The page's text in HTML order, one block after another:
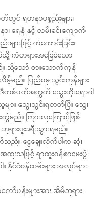
င် ရတနာပစ္စည်းများ၊
၊ ရေနံ နှင့် လမ်းခင်းကျောက်
ားဖြင့် ကံကောင်းခြင်း၊
သို့ ကံတရားအခြေခံသော
။ သို့သော် စားသောက်ကုန်
လိမ့်မည်။ ပြည်ပမှ သွင်းကုန်များ
ဒီတစ်ပတ်အတွက် သွေးတိုးရောဂါ
ျား သွေးသွင်းရတတ်ပြီး သွေး
ည်။ ကြားလူကြောင့်ဖြစ်
ားဖူးခရီးသွားရမည်။
သည်။ ငွေချေးလိုက်ပါက ဆုံး
ထူးသဖြင့် ရာထူးဝန်စာမေးပွဲ
နိုင်ငံဝန်ထမ်းများ အလုပ်များ
ော်ပန်းများအား အိမ်ဘုရား